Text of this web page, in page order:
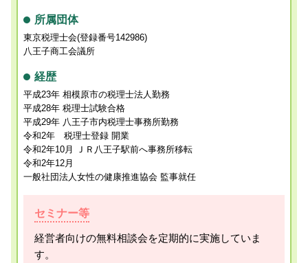
所属団体
東京税理士会(登録番号142986)
八王子商工会議所
経歴
平成23年 相模原市の税理士法人勤務
平成28年 税理士試験合格
平成29年 八王子市内税理士事務所勤務
令和2年 税理士登録 開業
令和2年10月 ＪＲ八王子駅前へ事務所移転
令和2年12月
一般社団法人女性の健康推進協会 監事就任
セミナー等
経営者向けの無料相談会を定期的に実施していま
す。